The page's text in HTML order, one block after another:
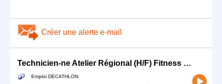
Créer une alerte e-mail
Technicien-ne Atelier Régional (H/F) Fitness / Ski / Cycle
Emploi DECATHLON